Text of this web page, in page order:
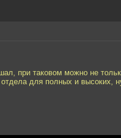
при таковом можно не
отдела для полных и высоких,